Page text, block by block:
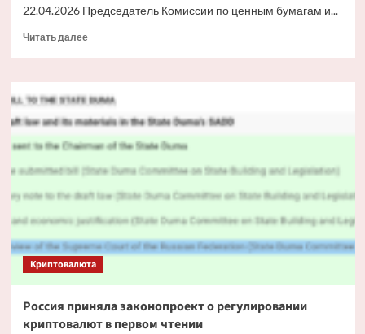
22.04.2026 Председатель Комиссии по ценным бумагам и...
Читать далееПрочитать
приближается
освобождению
от
на
инновации
токенизированных
Криптовалюта
Россия приняла законопроект о регулировании
криптовалют в первом чтении